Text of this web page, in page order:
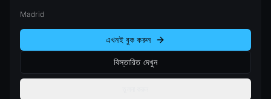
Madrid
এখনই বুক করুন
বিস্তারিত দেখুন